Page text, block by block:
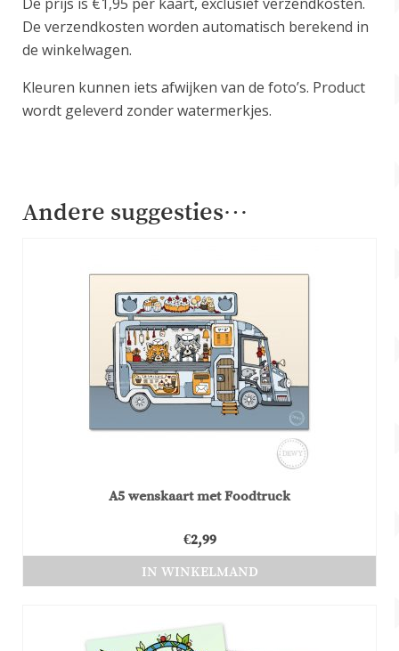
De verzendkosten worden automatisch berekend in
de winkelwagen.
Kleuren kunnen iets afwijken van de foto’s. Product
wordt geleverd zonder watermerkjes.
Andere suggesties…
A5 wenskaart met Foodtruck
€2,99
IN WINKELMAND